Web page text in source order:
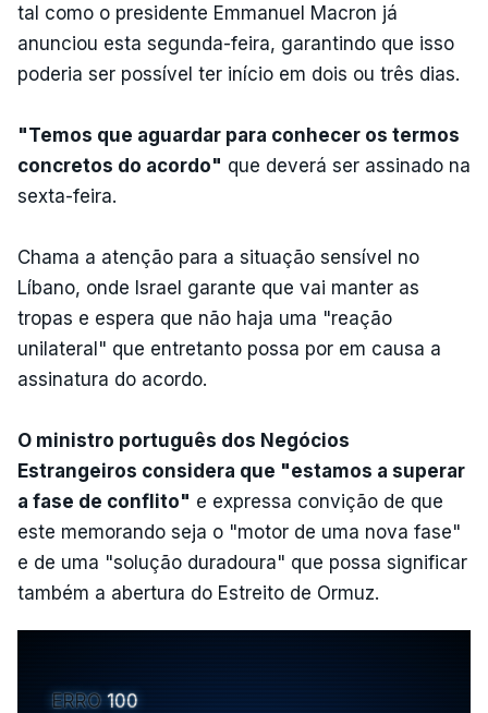
tal como o presidente Emmanuel Macron já
anunciou esta segunda-feira, garantindo que isso
poderia ser possível ter início em dois ou três dias.
"Temos que aguardar para conhecer os termos
concretos do acordo" que deverá ser assinado na
sexta-feira.
Chama a atenção para a situação sensível no
Líbano, onde Israel garante que vai manter as
tropas e espera que não haja uma "reação
unilateral" que entretanto possa por em causa a
assinatura do acordo.
O ministro português dos Negócios
Estrangeiros considera que "estamos a superar
a fase de conflito" e expressa convição de que
este memorando seja o "motor de uma nova fase"
e de uma "solução duradoura" que possa significar
também a abertura do Estreito de Ormuz.
ERRO 100